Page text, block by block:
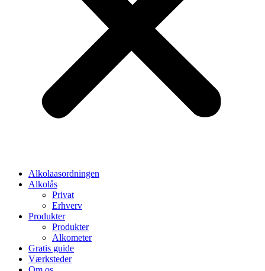
Alkolaasordningen
Alkolås
Privat
Erhverv
Produkter
Produkter
Alkometer
Gratis guide
Værksteder